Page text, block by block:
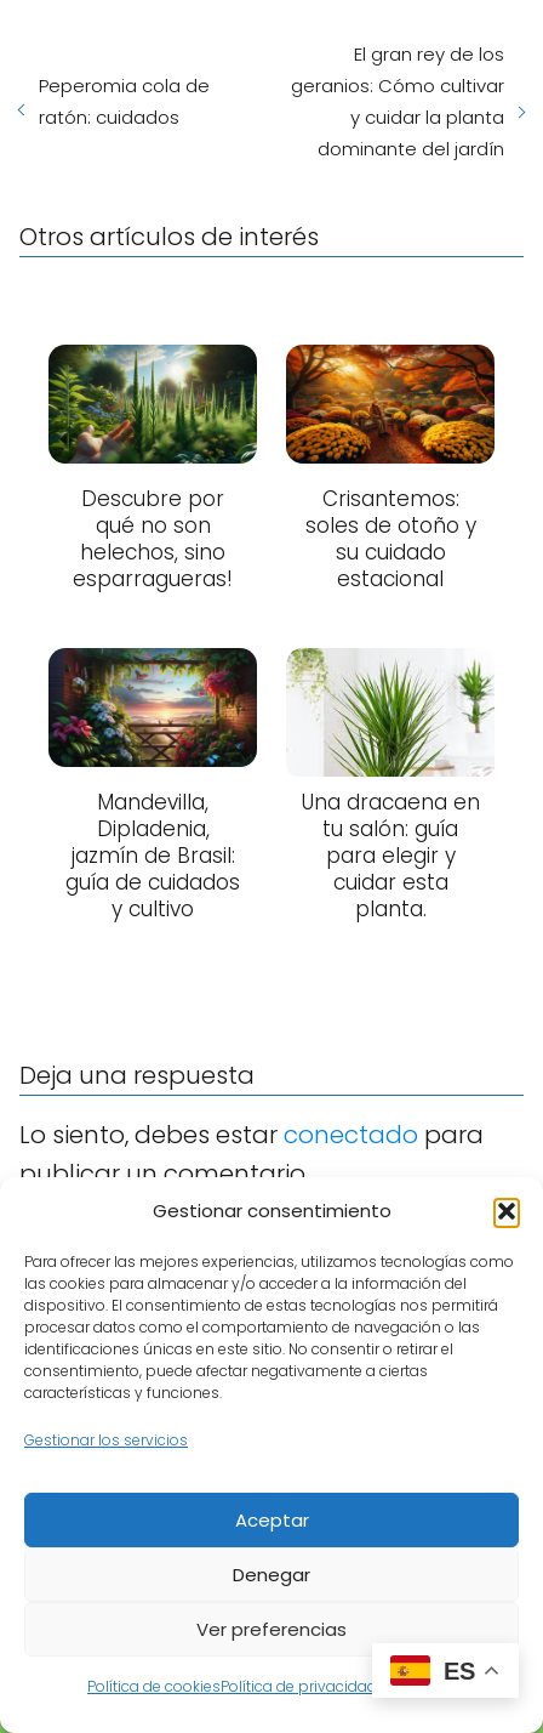
Gestionar consentimiento
Para ofrecer las mejores experiencias, utilizamos tecnologías como
las cookies para almacenar y/o acceder a la información del
dispositivo. El consentimiento de estas tecnologías nos permitirá
procesar datos como el comportamiento de navegación o las
identificaciones únicas en este sitio. No consentir o retirar el
consentimiento, puede afectar negativamente a ciertas
características y funciones.
Gestionar los servicios
Aceptar
Denegar
Ver preferencias
Política de cookiesPolítica de privacidad Aviso legal
Peperomia cola de
ratón: cuidados
El gran rey de los
geranios: Cómo cultivar
y cuidar la planta
dominante del jardín
Otros artículos de interés
Descubre por
qué no son
helechos, sino
esparragueras!
Crisantemos:
soles de otoño y
su cuidado
estacional
Mandevilla,
Dipladenia,
jazmín de Brasil:
guía de cuidados
y cultivo
Una dracaena en
tu salón: guía
para elegir y
cuidar esta
planta.
Deja una respuesta
Lo siento, debes estarconectado para
publicar un comentario.
Mygardenlive Plantas
MyGardenLive
plantas y encuentra productos útiles para cuidar
ES